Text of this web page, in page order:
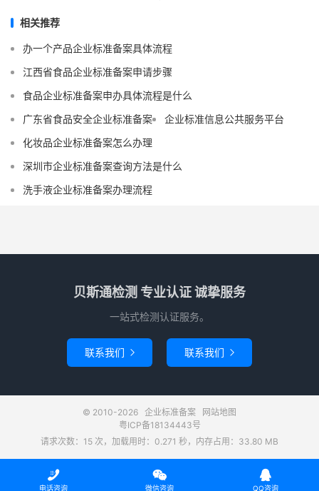
相关推荐
办一个产品企业标准备案具体流程
江西省食品企业标准备案申请步骤
食品企业标准备案申办具体流程是什么
广东省食品安全企业标准备案
企业标准信息公共服务平台
化妆品企业标准备案怎么办理
深圳市企业标准备案查询方法是什么
洗手液企业标准备案办理流程
贝斯通检测 专业认证 诚挚服务
一站式检测认证服务。
联系我们  联系我们 
© 2010-2026 企业标准备案
网站地图
粤ICP备18134443号
请求次数：15 次，加载用时：0.271 秒，内存占用：33.80 MB

电话咨询

微信咨询

QQ咨询